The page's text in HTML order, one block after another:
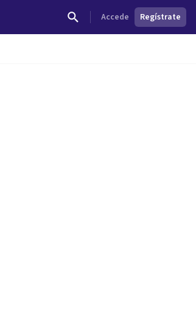
Accede Regístrate